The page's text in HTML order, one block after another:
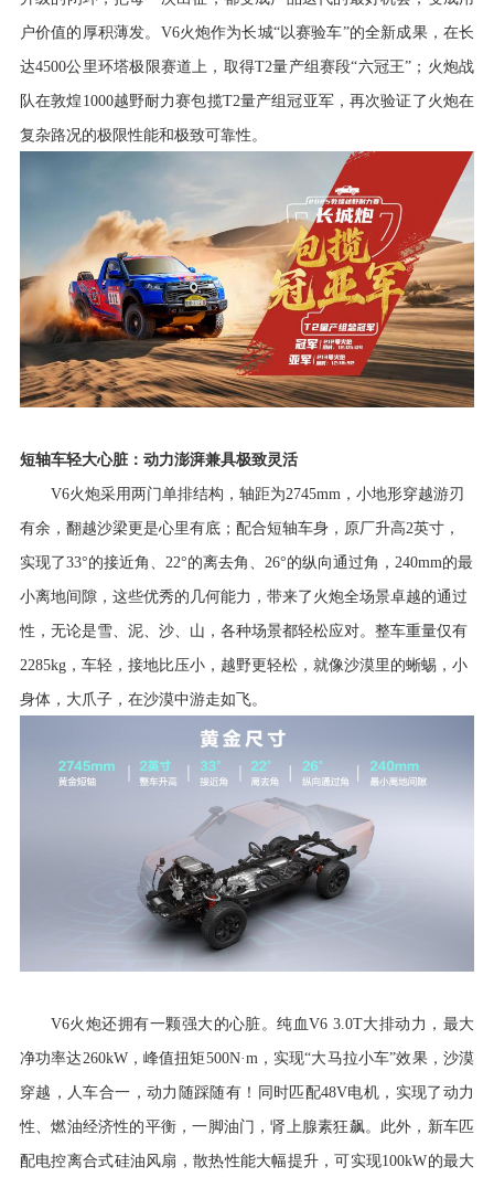
户价值的厚积薄发。 V6火炮作为长城“以赛验车”的全新成果，在长
达4500公里环塔极限赛道上，取得T2量产组赛段“六冠王”；火炮战
队在敦煌1000越野耐力赛包揽T2量产组冠亚军，再次验证了火炮在
复杂路况的极限性能和极致可靠性。
短轴车轻大心脏：动力澎湃兼具极致灵活
V6火炮采用两门单排结构，轴距为2745mm， 小地形穿越游刃
有余，翻越沙梁更是心里有底；配合短轴车身，原厂升高2英寸，
实现了33°的接近角、22°的离去角、26°的纵向通过角，240mm的最
小离地间隙，这些优秀的几何能力，带来了火炮全场景卓越的通过
性，无论是雪、泥、沙、山，各种场景都轻松应对。整车重量仅有
2285kg，车轻，接地比压小，越野更轻松，就像沙漠里的蜥蜴，小
身体，大爪子，在沙漠中游走如飞。
V6火炮还拥有一颗强大的心脏。纯血V6 3.0T大排动力，最大
净功率达260kW，峰值扭矩500N·m，实现“大马拉小车”效果，沙漠
穿越，人车合一，动力随踩随有！同时匹配48V电机，实现了动力
性、燃油经济性的平衡，一脚油门，肾上腺素狂飙。此外，新车匹
配电控离合式硅油风扇，散热性能大幅提升，可实现100kW的最大